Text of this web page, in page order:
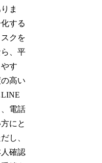
ま
する
クを
、平
す
高い
電話
にと
し、
確認